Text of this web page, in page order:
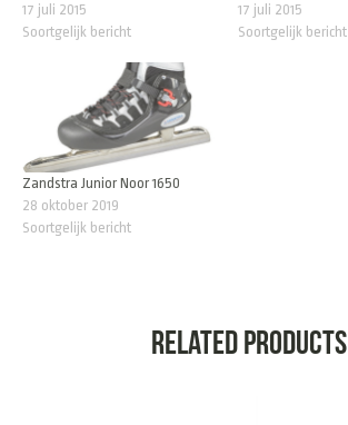
17 juli 2015
Soortgelijk bericht
17 juli 2015
Soortgelijk bericht
Zandstra Junior Noor 1650
28 oktober 2019
Soortgelijk bericht
Related products